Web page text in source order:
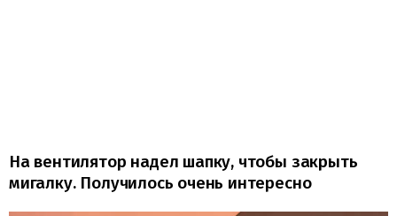
На вентилятор надел шапку, чтобы закрыть
мигалку. Получилось очень интересно